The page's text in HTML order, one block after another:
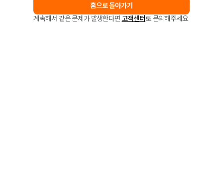
홈으로 돌아가기
계속해서 같은 문제가 발생한다면 고객센터로 문의해주세요.